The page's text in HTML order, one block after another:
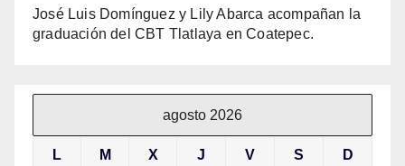
José Luis Domínguez y Lily Abarca acompañan la
graduación del CBT Tlatlaya en Coatepec.
agosto 2026
L M X J V S D